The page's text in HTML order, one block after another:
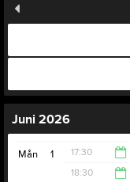
Juni 2026
1
Mån 17:30
18:30